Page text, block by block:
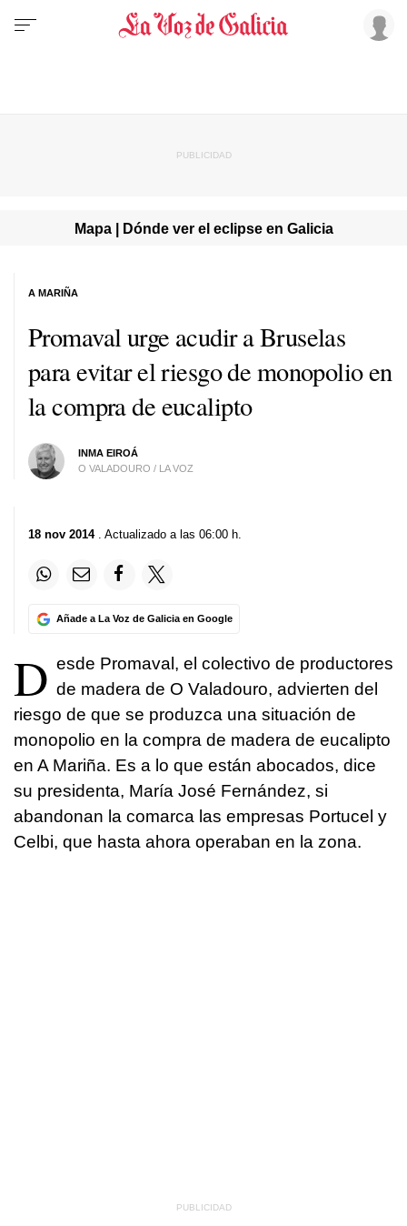
Mapa | Dónde ver el eclipse en Galicia
Promaval urge acudir a Bruselas
para evitar el riesgo de monopolio en
la compra de eucalipto
INMA EIROÁ
O VALADOURO / LA VOZ
A MARIÑA
18 nov 2014. Actualizado a las 06:00 h.
Añade a La Voz de Galicia en Google
D esde Promaval, el colectivo de productores
de madera de O Valadouro, advierten del
riesgo de que se produzca una situación de
monopolio en la compra de madera de eucalipto
en A Mariña. Es a lo que están abocados, dice
su presidenta, María José Fernández, si
abandonan la comarca las empresas Portucel y
Celbi, que hasta ahora operaban en la zona.